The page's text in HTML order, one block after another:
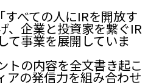
べての人にIRを開放す
、企業と投資家を繋ぐIR
て事業を展開していま
トの内容を全文書き起こ
アの発信力を組み合わせ